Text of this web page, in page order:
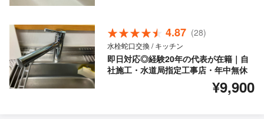
4.87 (28)
水栓蛇口交換 / キッチン
即日対応◎経験20年の代表が在籍｜自
社施工・水道局指定工事店・年中無休
¥9,900